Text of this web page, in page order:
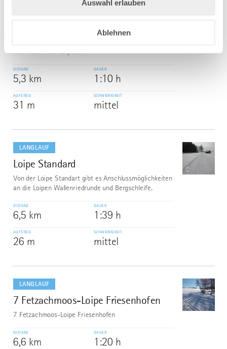
Auswahl erlauben
Ablehnen
Memhölz-Rohr-Loipe W 4
Memhölz-Rohr-Loipe W 4
DISTANZ
5,3 km
DAUER
1:10 h
AUFSTIEG
31 m
SCHWIERIGKEIT
mittel
LANGLAUF
7
Loipe Standard
©
Von der Loipe Standart gibt es Anschlussmöglichkeiten
an die Loipen Wallenriedrunde und Bergschleife.
DISTANZ
6,5 km
DAUER
1:39 h
AUFSTIEG
26 m
SCHWIERIGKEIT
mittel
dazu
LANGLAUF
8
7 Fetzachmoos-Loipe Friesenhofen
©
7 Fetzachmoos-Loipe Friesenhofen
DISTANZ
6,6 km
DAUER
1:20 h
dazu